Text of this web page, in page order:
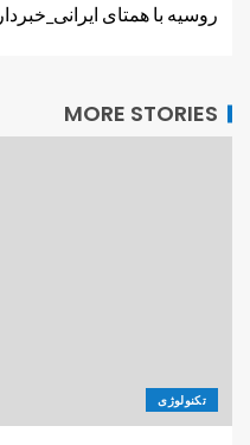
روسیه با همتای ایرانی_خبردار
MORE STORIES
تکنولوژی